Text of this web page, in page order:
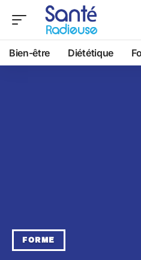
Bien-être Diététique
FORME